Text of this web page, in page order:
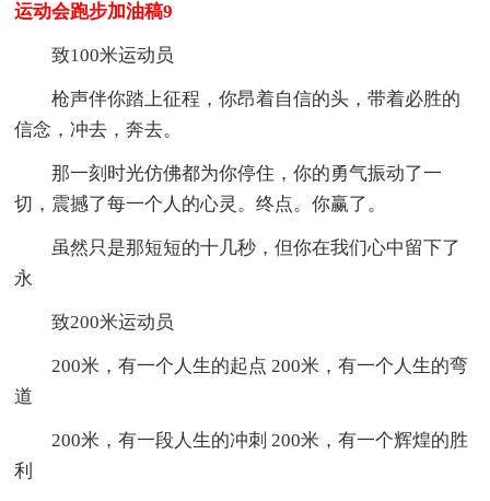
运动会跑步加油稿9
致100米运动员
枪声伴你踏上征程，你昂着自信的头，带着必胜的
信念，冲去，奔去。
那一刻时光仿佛都为你停住，你的勇气振动了一
切，震撼了每一个人的心灵。终点。你赢了。
虽然只是那短短的十几秒，但你在我们心中留下了
永
致200米运动员
200米，有一个人生的起点 200米，有一个人生的弯
道
200米，有一段人生的冲刺 200米，有一个辉煌的胜
利